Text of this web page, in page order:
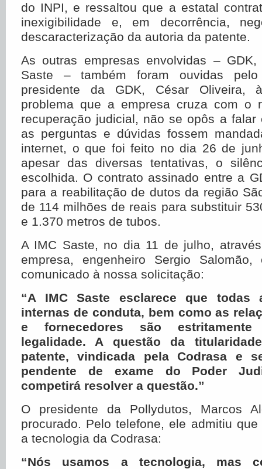
do INPI, e ressaltou que a estatal
inexigibilidade e, em decorrência,
descaracterização da autoria da patente.
As outras empresas envolvidas –
Saste – também foram ouvidas pelo
presidente da GDK, César Oliveira,
problema que a empresa cruza com o
recuperação judicial, não se opôs a falar
as perguntas e dúvidas fossem
internet, o que foi feito no dia 26 de
apesar das diversas tentativas, o
escolhida. O contrato assinado entre a
para a reabilitação de dutos da região
de 114 milhões de reais para substituir
e 1.370 metros de tubos.
A IMC Saste, no dia 11 de julho,
empresa, engenheiro Sergio
comunicado à nossa solicitação:
“A IMC Saste esclarece que todas
internas de conduta, bem como as
e fornecedores são estritamente
legalidade. A questão da
patente, vindicada pela Codrasa e
pendente de exame do Poder
competirá resolver a questão.”
O presidente da Pollydutos, Marcos
procurado. Pelo telefone, ele admitiu
a tecnologia da Codrasa:
“Nós usamos a tecnologia, mas